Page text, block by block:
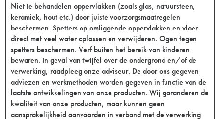
Niet te behandelen oppervlakken (zoals glas, natuursteen,
keramiek, hout etc.) door juiste voorzorgsmaatregelen
beschermen. Spetters op omliggende oppervlakken en vloer
direct met veel water oplossen en verwijderen. Ogen tegen
spetters beschermen. Verf buiten het bereik van kinderen
bewaren. In geval van twijfel over de ondergrond en/of de
verwerking, raadpleeg onze adviseur. De door ons gegeven
adviezen en werkmethoden worden gegeven in functie van de
laatste ontwikkelingen van onze producten. Wij garanderen de
kwaliteit van onze producten, maar kunnen geen
aansprakelijkheid aanvaarden in verband met de verwerking